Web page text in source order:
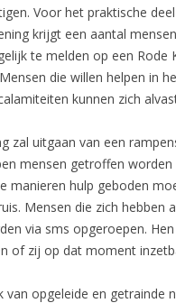
Voor het praktische
krijgt een aantal
te melden op een Rode
die willen helpen in
kunnen zich
zal uitgaan van een
mensen getroffen worden
manieren hulp geboden
Mensen die zich hebben
via sms opgeroepen.
of zij op dat moment
van opgeleide en getrainde